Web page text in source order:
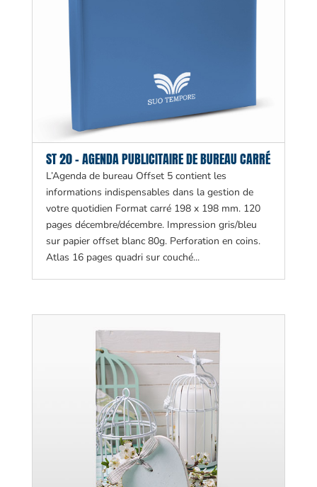
ST 20 – AGENDA PUBLICITAIRE DE BUREAU CARRÉ
L’Agenda de bureau Offset 5 contient les
informations indispensables dans la gestion de
votre quotidien Format carré 198 x 198 mm. 120
pages décembre/décembre. Impression gris/bleu
sur papier offset blanc 80g. Perforation en coins.
Atlas 16 pages quadri sur couché...